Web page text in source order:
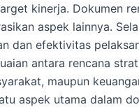
kinerja. Dokumen
aspek lainnya.
dan efektivitas
antara rencana
maupun
aspek utama dalam